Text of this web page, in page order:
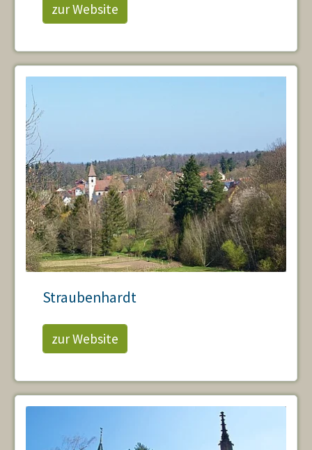
zur Website
Straubenhardt
zur Website